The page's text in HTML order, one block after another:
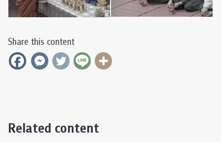
Share this content
Related content